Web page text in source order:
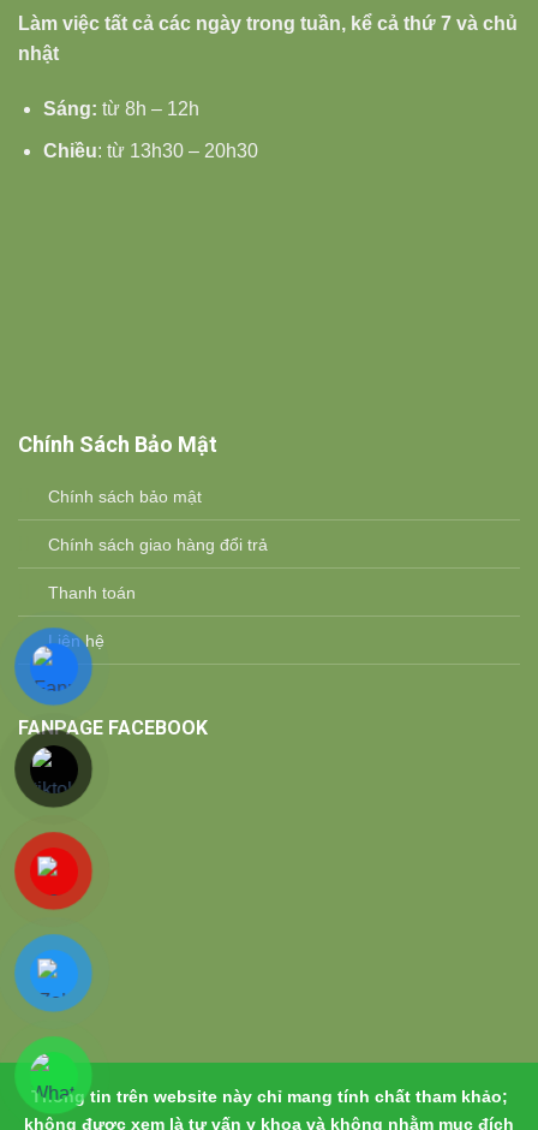
Làm việc tất cả các ngày trong tuần, kể cả thứ 7 và chủ
nhật
Sáng: từ 8h – 12h
Chiều: từ 13h30 – 20h30
Chính Sách Bảo Mật
Chính sách bảo mật
Chính sách giao hàng đổi trả
Thanh toán
Liên hệ
FANPAGE FACEBOOK
Thông tin trên website này chỉ mang tính chất tham khảo;
không được xem là tư vấn y khoa và không nhằm mục đích